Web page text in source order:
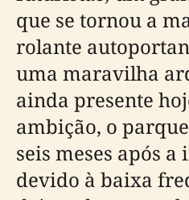
que se tornou a
rolante
uma maravilha
ainda presente
ambição, o
seis meses após
devido à baixa